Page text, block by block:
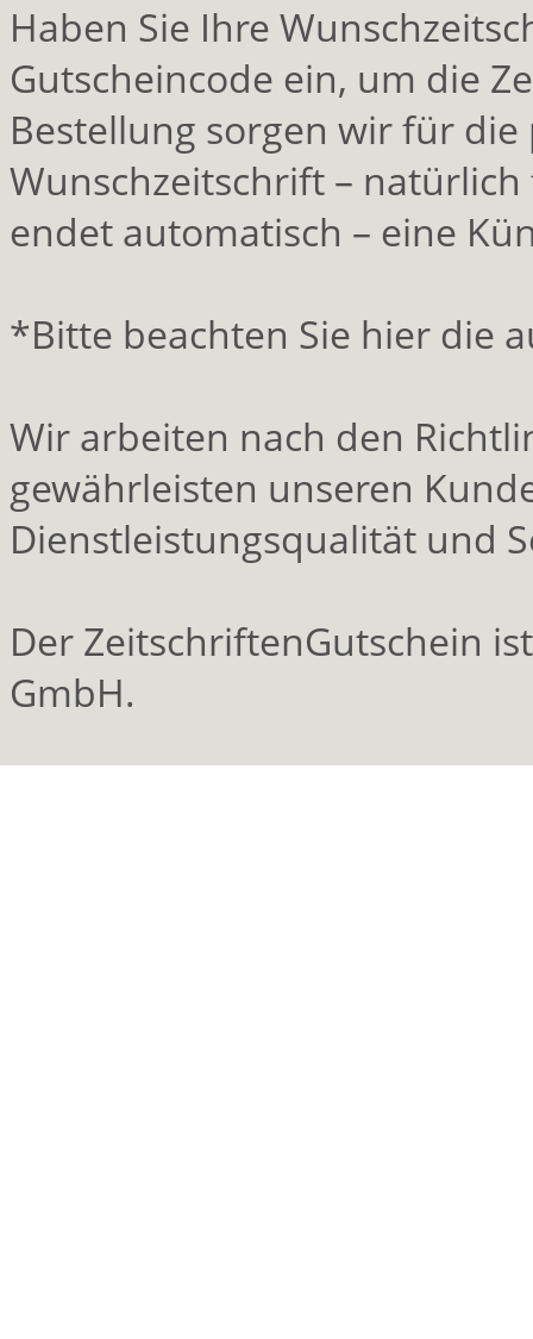
Haben Sie Ihre
Gutscheincode ein, um die
Bestellung sorgen wir für
Wunschzeitschrift –
endet automatisch – eine
*Bitte beachten Sie hier die
Wir arbeiten nach den
gewährleisten unseren
Dienstleistungsqualität und
Der ZeitschriftenGutschein
GmbH.